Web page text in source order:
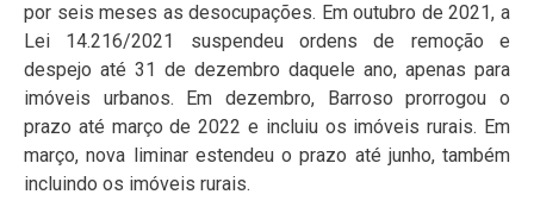
por seis meses as desocupações. Em outubro de 2021, a
Lei 14.216/2021 suspendeu ordens de remoção e
despejo até 31 de dezembro daquele ano, apenas para
imóveis urbanos. Em dezembro, Barroso prorrogou o
prazo até março de 2022 e incluiu os imóveis rurais. Em
março, nova liminar estendeu o prazo até junho, também
incluindo os imóveis rurais.